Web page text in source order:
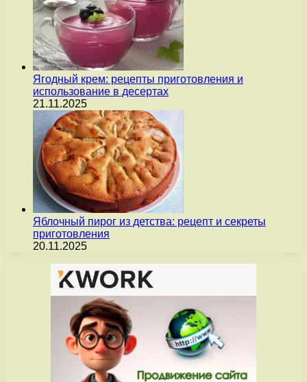
Ягодный крем: рецепты приготовления и
использование в десертах
21.11.2025
Яблочный пирог из детства: рецепт и секреты
приготовления
20.11.2025